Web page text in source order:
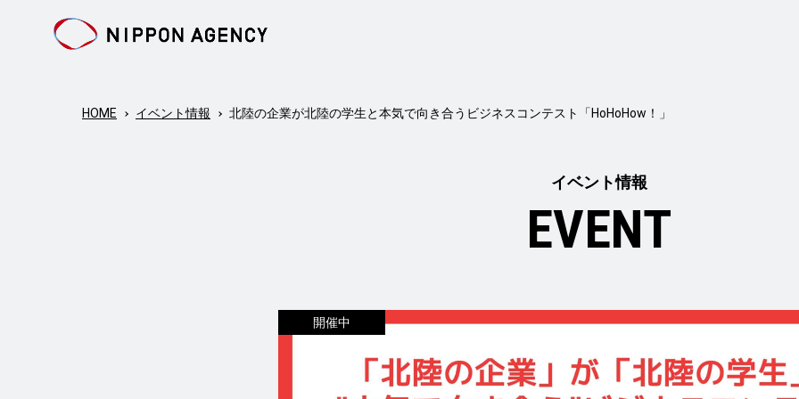
HOME イベント情報 北陸の企業が北陸の学生と本気で向き合うビジネスコンテスト「HoHoHow！」
イベント情報
EVENT
開催中